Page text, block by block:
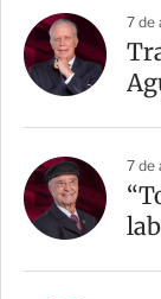
a
r
t
7 de
7 de